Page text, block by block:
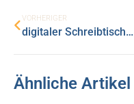
VORHERIGER
digitaler Schreibtischberater
Ähnliche Artikel